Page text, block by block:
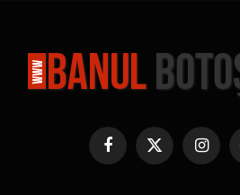
Facebook
X